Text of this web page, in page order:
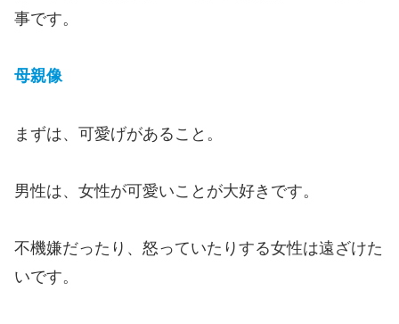
事です。
母親像
まずは、可愛げがあること。
男性は、女性が可愛いことが大好きです。
不機嫌だったり、怒っていたりする女性は遠ざけた
いです。